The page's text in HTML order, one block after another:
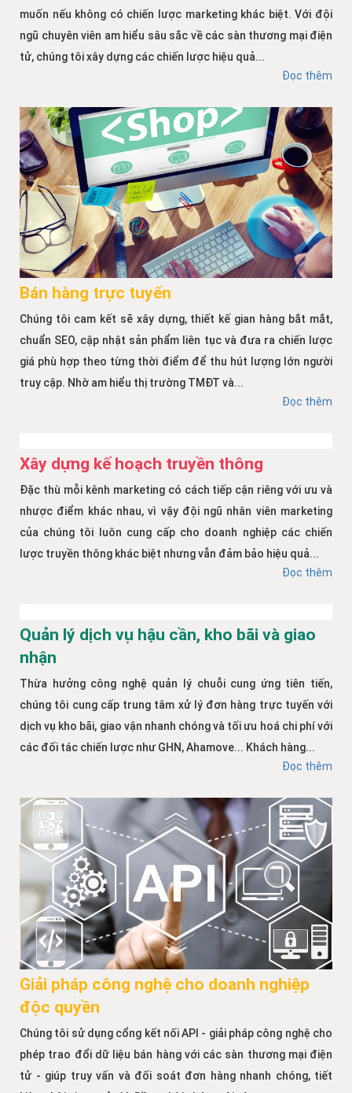
muốn nếu không có chiến lược marketing khác biệt. Với đội
ngũ chuyên viên am hiểu sâu sắc về các sàn thương mại điện
tử, chúng tôi xây dựng các chiến lược hiệu quả...
Đọc thêm
Bán hàng trực tuyến
Chúng tôi cam kết sẽ xây dựng, thiết kế gian hàng bắt mắt,
chuẩn SEO, cập nhật sản phẩm liên tục và đưa ra chiến lược
giá phù hợp theo từng thời điểm để thu hút lượng lớn người
truy cập. Nhờ am hiểu thị trường TMĐT và...
Đọc thêm
Xây dựng kế hoạch truyền thông
Đặc thù mỗi kênh marketing có cách tiếp cận riêng với ưu và
nhược điểm khác nhau, vì vậy đội ngũ nhân viên marketing
của chúng tôi luôn cung cấp cho doanh nghiệp các chiến
lược truyền thông khác biệt nhưng vẫn đảm bảo hiệu quả...
Đọc thêm
Quản lý dịch vụ hậu cần, kho bãi và giao
nhận
Thừa hưởng công nghệ quản lý chuỗi cung ứng tiên tiến,
chúng tôi cung cấp trung tâm xử lý đơn hàng trực tuyến với
dịch vụ kho bãi, giao vận nhanh chóng và tối ưu hoá chi phí với
các đối tác chiến lược như GHN, Ahamove... Khách hàng...
Đọc thêm
Giải pháp công nghệ cho doanh nghiệp
độc quyền
Chúng tôi sử dụng cổng kết nối API - giải pháp công nghệ cho
phép trao đổi dữ liệu bán hàng với các sàn thương mại điện
tử - giúp truy vấn và đối soát đơn hàng nhanh chóng, tiết